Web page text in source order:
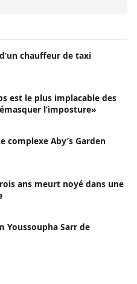
chauffeur de taxi
est le plus implacable des
l’imposture»
complexe Aby’s Garden
ans meurt noyé dans une
Youssoupha Sarr de